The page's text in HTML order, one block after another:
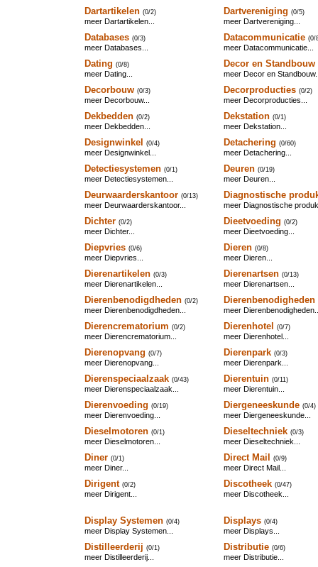
Dartartikelen (0/2)
meer Dartartikelen...
Dartvereniging (0/5)
meer Dartvereniging...
Databases (0/3)
meer Databases...
Datacommunicatie (0/
meer Datacommunicatie...
Dating (0/8)
meer Dating...
Decor en Standbouw
meer Decor en
Decorbouw (0/3)
meer Decorbouw...
Decorproducties (0/2)
meer Decorproducties...
Dekbedden (0/2)
meer Dekbedden...
Dekstation (0/1)
meer Dekstation...
Designwinkel (0/4)
meer Designwinkel...
Detachering (0/60)
meer Detachering...
Detectiesystemen (0/1)
meer Detectiesystemen...
Deuren (0/19)
meer Deuren...
Deurwaarderskantoor (0/13)
meer Deurwaarderskantoor...
Diagnostische
meer Diagnostische
Dichter (0/2)
meer Dichter...
Dieetvoeding (0/2)
meer Dieetvoeding...
Diepvries (0/6)
meer Diepvries...
Dieren (0/8)
meer Dieren...
Dierenartikelen (0/3)
meer Dierenartikelen...
Dierenartsen (0/13)
meer Dierenartsen...
Dierenbenodigdheden (0/2)
meer Dierenbenodigdheden...
Dierenbenodigheden
meer
Dierencrematorium (0/2)
meer Dierencrematorium...
Dierenhotel (0/7)
meer Dierenhotel...
Dierenopvang (0/7)
meer Dierenopvang...
Dierenpark (0/3)
meer Dierenpark...
Dierenspeciaalzaak (0/43)
meer Dierenspeciaalzaak...
Dierentuin (0/11)
meer Dierentuin...
Dierenvoeding (0/19)
meer Dierenvoeding...
Diergeneeskunde (0/4)
meer Diergeneeskunde...
Dieselmotoren (0/1)
meer Dieselmotoren...
Dieseltechniek (0/3)
meer Dieseltechniek...
Diner (0/1)
meer Diner...
Direct Mail (0/9)
meer Direct Mail...
Dirigent (0/2)
meer Dirigent...
Discotheek (0/47)
meer Discotheek...
Display Systemen (0/4)
meer Display Systemen...
Displays (0/4)
meer Displays...
Distilleerderij (0/1)
meer Distilleerderij...
Distributie (0/6)
meer Distributie...